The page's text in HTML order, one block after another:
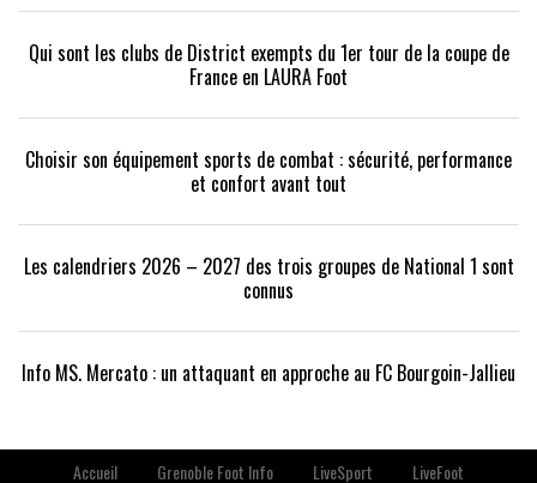
Qui sont les clubs de District exempts du 1er tour de la coupe de
France en LAURA Foot
Choisir son équipement sports de combat : sécurité, performance
et confort avant tout
Les calendriers 2026 – 2027 des trois groupes de National 1 sont
connus
Info MS. Mercato : un attaquant en approche au FC Bourgoin-Jallieu
Accueil Grenoble Foot Info LiveSport LiveFoot